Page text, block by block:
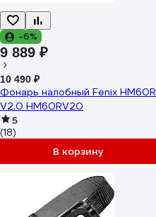
-6%
9 889 ₽
10 490 ₽
Фонарь налобный Fenix HM60R
V2.0 HM60RV20
5
(18)
В корзину